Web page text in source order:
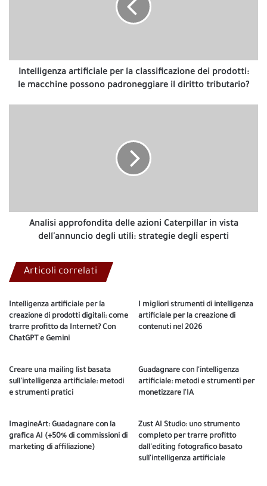
macchine
possono
padroneggiare
Intelligenza artificiale per la classificazione dei prodotti:
le macchine possono padroneggiare il diritto tributario?
degli
esperti
Analisi approfondita delle azioni Caterpillar in vista
dell'annuncio degli utili: strategie degli esperti
Articoli correlati
Intelligenza artificiale per la
creazione di prodotti digitali: come
trarre profitto da Internet? Con
ChatGPT e Gemini
I migliori strumenti di intelligenza
artificiale per la creazione di
contenuti nel 2026
Creare una mailing list basata
sull'intelligenza artificiale: metodi
e strumenti pratici
Guadagnare con l'intelligenza
artificiale: metodi e strumenti per
monetizzare l'IA
ImagineArt: Guadagnare con la
grafica AI (+50% di commissioni di
marketing di affiliazione)
Zust AI Studio: uno strumento
completo per trarre profitto
dall'editing fotografico basato
sull'intelligenza artificiale